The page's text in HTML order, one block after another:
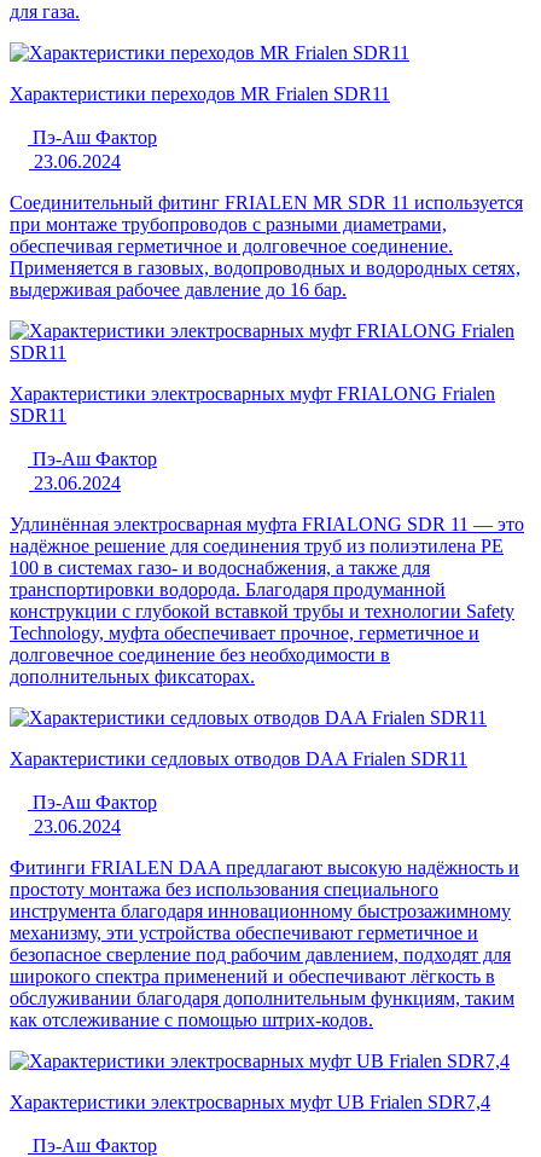
для газа.
Характеристики переходов MR Frialen SDR11
Пэ-Аш Фактор
23.06.2024
Соединительный фитинг FRIALEN MR SDR 11 используется
при монтаже трубопроводов с разными диаметрами,
обеспечивая герметичное и долговечное соединение.
Применяется в газовых, водопроводных и водородных сетях,
выдерживая рабочее давление до 16 бар.
Характеристики электросварных муфт FRIALONG Frialen
SDR11
Пэ-Аш Фактор
23.06.2024
Удлинённая электросварная муфта FRIALONG SDR 11 — это
надёжное решение для соединения труб из полиэтилена PE
100 в системах газо- и водоснабжения, а также для
транспортировки водорода. Благодаря продуманной
конструкции с глубокой вставкой трубы и технологии Safety
Technology, муфта обеспечивает прочное, герметичное и
долговечное соединение без необходимости в
дополнительных фиксаторах.
Характеристики седловых отводов DAA Frialen SDR11
Пэ-Аш Фактор
23.06.2024
Фитинги FRIALEN DAA предлагают высокую надёжность и
простоту монтажа без использования специального
инструмента благодаря инновационному быстрозажимному
механизму, эти устройства обеспечивают герметичное и
безопасное сверление под рабочим давлением, подходят для
широкого спектра применений и обеспечивают лёгкость в
обслуживании благодаря дополнительным функциям, таким
как отслеживание с помощью штрих-кодов.
Характеристики электросварных муфт UB Frialen SDR7,4
Пэ-Аш Фактор